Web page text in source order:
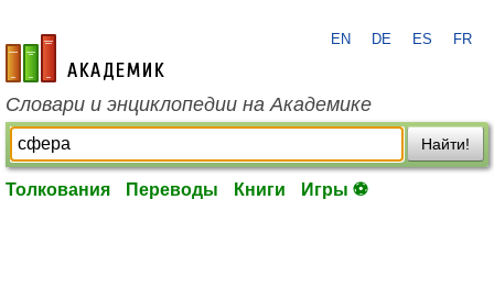
academic.ru
EN DE ES FR
Словари и энциклопедии на Академике
Найти!
Толкования Переводы Книги Игры ⚽